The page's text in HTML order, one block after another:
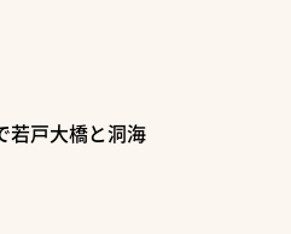
若戸大橋と洞海